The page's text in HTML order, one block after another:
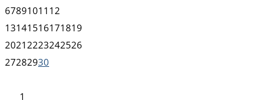
67891011 12
13141516171819
2021 2223242526
27282930
1